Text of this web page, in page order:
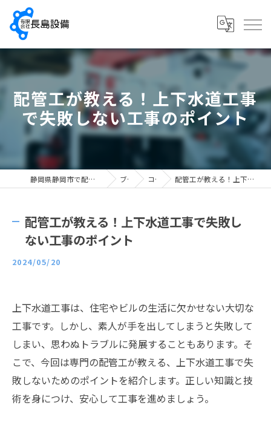
配管工が教える！上下水道工事
で失敗しない工事のポイント
静岡県静岡市で配管工の求人なら有限会社長島設備 ブログ コラム 配管工が教える！上下水道工事で失敗しない工事のポイント
配管工が教える！上下水道工事で失敗し
ない工事のポイント
2024/05/20
上下水道工事は、住宅やビルの生活に欠かせない大切な
工事です。しかし、素人が手を出してしまうと失敗して
しまい、思わぬトラブルに発展することもあります。そ
こで、今回は専門の配管工が教える、上下水道工事で失
敗しないためのポイントを紹介します。正しい知識と技
術を身につけ、安心して工事を進めましょう。